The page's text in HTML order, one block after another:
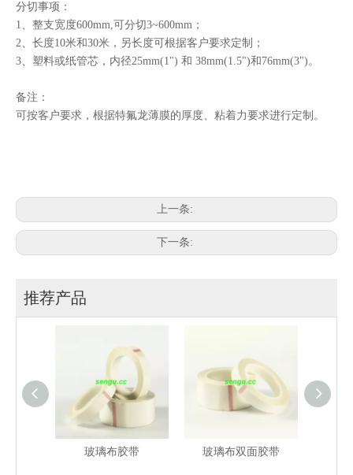
分切事项：
1、整支宽度600mm,可分切3~600mm；
2、长度10米和30米，另长度可根据客户要求定制；
3、塑料或纸管芯，内径25mm(1") 和 38mm(1.5")和76mm(3")。
备注：
可按客户要求，根据特氟龙薄膜的厚度、粘着力要求进行定制。
上一条:
下一条:
推荐产品
玻璃布胶带 玻璃布双面胶带